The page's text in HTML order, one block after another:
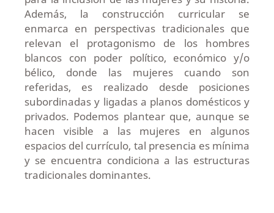
Además, la construcción curricular se
enmarca en perspectivas tradicionales que
relevan el protagonismo de los hombres
blancos con poder político, económico y/o
bélico, donde las mujeres cuando son
referidas, es realizado desde posiciones
subordinadas y ligadas a planos domésticos y
privados. Podemos plantear que, aunque se
hacen visible a las mujeres en algunos
espacios del currículo, tal presencia es mínima
y se encuentra condiciona a las estructuras
tradicionales dominantes.